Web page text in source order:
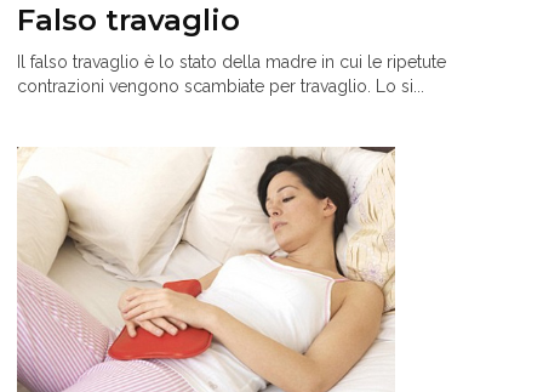
Falso travaglio
Il falso travaglio è lo stato della madre in cui le ripetute
contrazioni vengono scambiate per travaglio. Lo si...